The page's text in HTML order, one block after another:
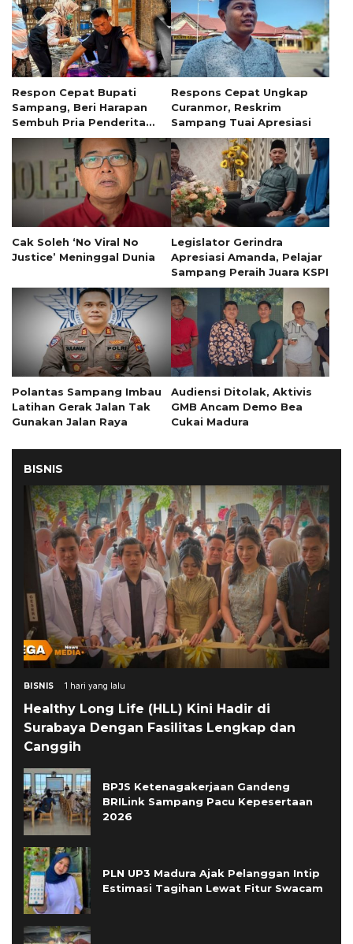
Respon Cepat Bupati
Sampang, Beri Harapan
Sembuh Pria Penderita
Tumor 13 Tahun
Respons Cepat Ungkap
Curanmor, Reskrim
Sampang Tuai Apresiasi
Cak Soleh ‘No Viral No
Justice’ Meninggal Dunia
Legislator Gerindra
Apresiasi Amanda, Pelajar
Sampang Peraih Juara KSPI
Polantas Sampang Imbau
Latihan Gerak Jalan Tak
Gunakan Jalan Raya
Audiensi Ditolak, Aktivis
GMB Ancam Demo Bea
Cukai Madura
BISNIS
BISNIS 1 hari yang lalu
Healthy Long Life (HLL) Kini Hadir di
Surabaya Dengan Fasilitas Lengkap dan
Canggih
BPJS Ketenagakerjaan Gandeng
BRILink Sampang Pacu Kepesertaan
2026
PLN UP3 Madura Ajak Pelanggan Intip
Estimasi Tagihan Lewat Fitur Swacam